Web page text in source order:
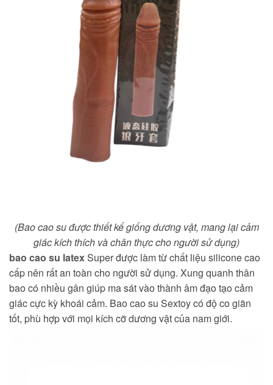
(Bao cao su được thiết kế giống dương vật, mang lại cảm
giác kích thích và chân thực cho người sử dụng)
bao cao su latexSuper được làm từ chất liệu silicone cao
cấp nên rất an toàn cho người sử dụng. Xung quanh thân
bao có nhiều gân giúp ma sát vào thành âm đạo tạo cảm
giác cực kỳ khoái cảm. Bao cao su Sextoy có độ co giãn
tốt, phù hợp với mọi kích cỡ dương vật của nam giới.